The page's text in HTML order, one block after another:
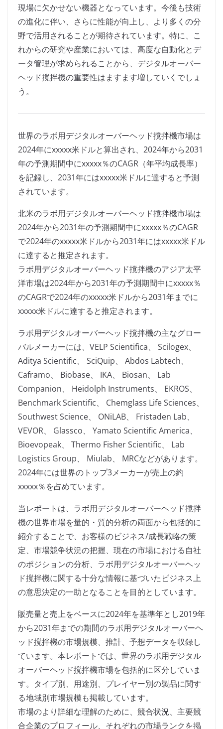
現場に欠かせない機器となっています。今後も技術
の進化に伴い、さらに性能が向上し、より多くの分
野で活用されることが期待されています。特に、こ
れからの研究や産業においては、高度な自動化とデ
ータ管理が求められることから、デジタルオーバー
ヘッド撹拌機の重要性はますます増していくでしょ
う。
世界のラボ用デジタルオーバーヘッド撹拌機市場は
2024年にxxxxx米ドルと算出され、2024年から2031
年の予測期間中にxxxxx％のCAGR（年平均成長率）
を記録し、2031年にはxxxxx米ドルに達すると予測
されています。
北米のラボ用デジタルオーバーヘッド撹拌機市場は
2024年から2031年の予測期間中にxxxxx％のCAGR
で2024年のxxxxx米ドルから2031年にはxxxxx米ドル
に達すると推定されます。
ラボ用デジタルオーバーヘッド撹拌機のアジア太平
洋市場は2024年から2031年の予測期間中にxxxxx％
のCAGRで2024年のxxxxx米ドルから2031年までに
xxxxx米ドルに達すると推定されます。
ラボ用デジタルオーバーヘッド撹拌機の主なグロー
バルメーカーには、VELP Scientifica、 Scilogex、
Aditya Scientific、 SciQuip、 Abdos Labtech、
Caframo、 Biobase、 IKA、 Biosan、 Lab
Companion、 Heidolph Instruments、 EKROS、
Benchmark Scientific、 Chemglass Life Sciences、
Southwest Science、 ONiLAB、 Fristaden Lab、
VEVOR、 Glassco、 Yamato Scientific America、
Bioevopeak、 Thermo Fisher Scientific、 Lab
Logistics Group、 Miulab、 MRCなどがあります。
2024年には世界のトップ3メーカーが売上の約
xxxxx％を占めています。
当レポートは、ラボ用デジタルオーバーヘッド撹拌
機の世界市場を量的・質的分析の両面から包括的に
紹介することで、お客様のビジネス/成長戦略の策
定、市場競争状況の把握、現在の市場における自社
のポジションの分析、ラボ用デジタルオーバーヘッ
ド撹拌機に関する十分な情報に基づいたビジネス上
の意思決定の一助となることを目的としています。
販売量と売上をベースに2024年を基準年とし2019年
から2031年までの期間のラボ用デジタルオーバーヘ
ッド撹拌機の市場規模、推計、予想データを収録し
ています。本レポートでは、世界のラボ用デジタル
オーバーヘッド撹拌機市場を包括的に区分していま
す。タイプ別、用途別、プレイヤー別の製品に関す
る地域別市場規模も掲載しています。
市場のより詳細な理解のために、競合状況、主要競
合企業のプロフィール、それぞれの市場ランクを掲